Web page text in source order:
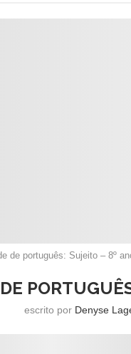
de português: Sujeito – 8º
escrito por Denyse